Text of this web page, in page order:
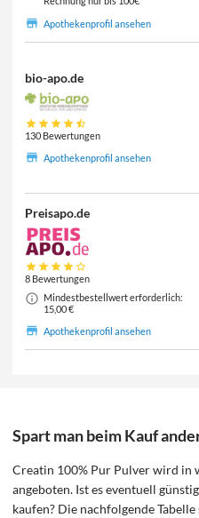
Apothekenprofil ansehen
bio-apo.de
130 Bewertungen
Apothekenprofil ansehen
Preisapo.de
8 Bewertungen
Mindestbestellwert erforderlich:
15,00 €
Apothekenprofil ansehen
Spart man beim Kauf
Creatin 100% Pur Pulver wird in
angeboten. Ist es eventuell
kaufen? Die nachfolgende